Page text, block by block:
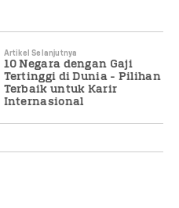
Artikel Selanjutnya
10 Negara dengan Gaji
Tertinggi di Dunia - Pilihan
Terbaik untuk Karir
Internasional